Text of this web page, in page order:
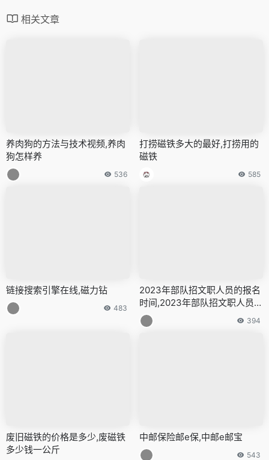
相关文章
养肉狗的方法与技术视频,养肉
狗怎样养
536
打捞磁铁多大的最好,打捞用的
磁铁
585
链接搜索引擎在线,磁力钻
483
2023年部队招文职人员的报名
时间,2023年部队招文职人员岗
位
394
废旧磁铁的价格是多少,废磁铁
多少钱一公斤
中邮保险邮e保,中邮e邮宝
543